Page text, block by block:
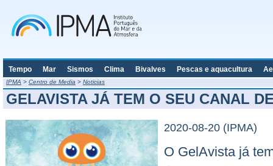
Tempo Mar Sismos Clima Bivalves Pescas e aquacultura
IPMA > Centro de Media > Noticias
GELAVISTA JÁ TEM O SEU CANAL
2020-08-20 (IPMA)
O GelAvista já